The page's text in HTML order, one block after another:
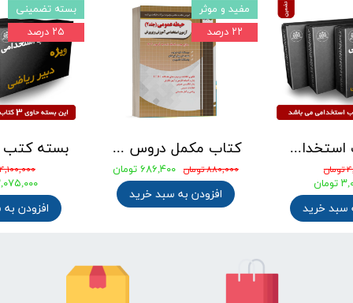
۴,۱۰۰,۰۰۰ تومان
۳,۰۷۵,۰۰۰
افزودن
بسته تضمینی
۲۵ درصد
کتاب مکمل دروس حیطه عمومی ویژه آزمون استخدامی آموزش و پرورش 1405 نشر چهارخونه
۸۸۰,۰۰۰ تومان ۶۸۶,۴۰۰ تومان
افزودن به سبد خرید
مفید و موثر
۲۲ درصد
بسته کتب استخدامی دبیری علوم تجربی - شیمی آزمون آموزش و پرورش 1405
سبد خرید